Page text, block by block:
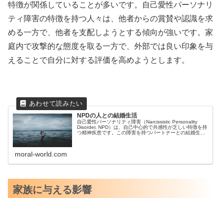
特徴が関係していることが多いです。自己愛性パーソナリ
ティ障害の特徴を持つ人々は、他者からの賞賛や認識を求
める一方で、他者を支配しようとする傾向が強いです。家
庭内で攻撃的な態度を取る一方で、外部では良い印象を与
えることで自分に対する評価を高めようとします。
NPDの人との結婚生活
自己愛性パーソナリティ障害（Narcissistic Personality
Disorder, NPD）は、自己中心的で共感性が乏しい特徴を持
つ精神疾患です。この障害を持つパートナーとの結婚生活
moral-world.com
家族に与える影響